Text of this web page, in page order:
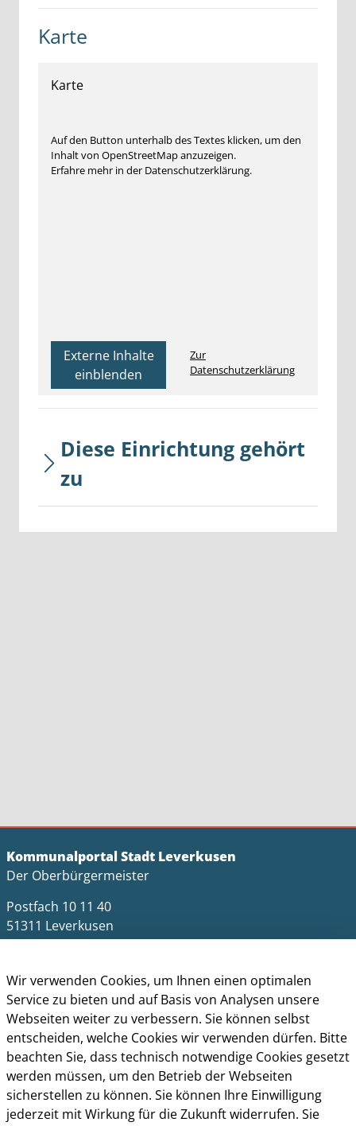
Karte
Karte
Auf den Button unterhalb des Textes klicken, um den
Inhalt von OpenStreetMap anzuzeigen.
Erfahre mehr in der Datenschutzerklärung.
Externe Inhalte
einblenden
Zur
Datenschutzerklärung
Diese Einrichtung gehört
zu
Kommunalportal Stadt Leverkusen
Der Oberbürgermeister
Postfach 10 11 40
51311 Leverkusen
Telefax: +49 (0)214 406-11004
postmaster@stadt.leverkusen.de
Öffnungszeiten
Die allgemeinen Servicezeiten der Verwaltung
(telefonische Erreichbarkeit) sind:
Montag bis Donnerstag: 8.30 bis 15.30 Uhr
Wir verwenden Cookies, um Ihnen einen optimalen
Service zu bieten und auf Basis von Analysen unsere
Webseiten weiter zu verbessern. Sie können selbst
entscheiden, welche Cookies wir verwenden dürfen. Bitte
beachten Sie, dass technisch notwendige Cookies gesetzt
werden müssen, um den Betrieb der Webseiten
sicherstellen zu können. Sie können Ihre Einwilligung
jederzeit mit Wirkung für die Zukunft widerrufen. Sie